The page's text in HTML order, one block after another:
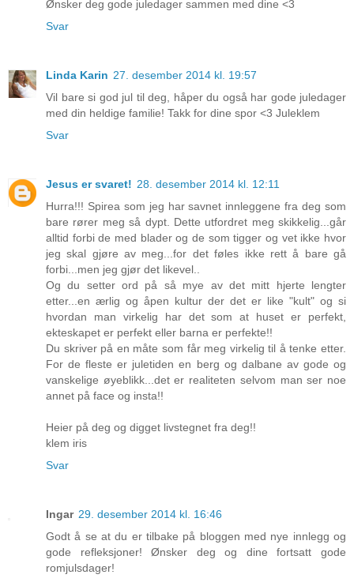
Ønsker deg gode juledager sammen med dine <3
Svar
Linda Karin 27. desember 2014 kl. 19:57
Vil bare si god jul til deg, håper du også har gode juledager
med din heldige familie! Takk for dine spor <3 Juleklem
Svar
Jesus er svaret! 28. desember 2014 kl. 12:11
Hurra!!! Spirea som jeg har savnet innleggene fra deg som
bare rører meg så dypt. Dette utfordret meg skikkelig...går
alltid forbi de med blader og de som tigger og vet ikke hvor
jeg skal gjøre av meg...for det føles ikke rett å bare gå
forbi...men jeg gjør det likevel..
Og du setter ord på så mye av det mitt hjerte lengter
etter...en ærlig og åpen kultur der det er like "kult" og si
hvordan man virkelig har det som at huset er perfekt,
ekteskapet er perfekt eller barna er perfekte!!
Du skriver på en måte som får meg virkelig til å tenke etter.
For de fleste er juletiden en berg og dalbane av gode og
vanskelige øyeblikk...det er realiteten selvom man ser noe
annet på face og insta!!
Heier på deg og digget livstegnet fra deg!!
klem iris
Svar
Ingar 29. desember 2014 kl. 16:46
Godt å se at du er tilbake på bloggen med nye innlegg og
gode refleksjoner! Ønsker deg og dine fortsatt gode
romjulsdager!